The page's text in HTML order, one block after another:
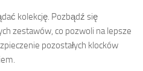
kolekcję. Pozbądź się
zestawów, co pozwoli na lepsze
pozostałych klocków